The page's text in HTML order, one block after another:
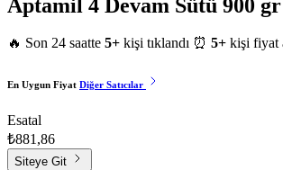
Aptamil 4 Devam Sütü 900 gr
🔥 Son 24 saatte 5+ kişi tıklandı ⏰ 5+ kişi fiyat
En Uygun Fiyat Diğer Satıcılar
Esatal
₺881,86
Siteye Git